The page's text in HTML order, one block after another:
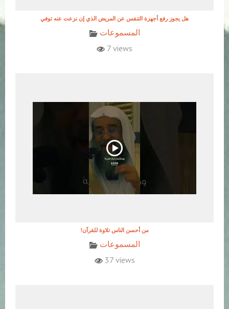
هل يجوز رفع أجهزة التنفس عن المريض الذي إن نزعت عنه توفي
المسموعات
7 views
!من أحسن الناس تلاوة للقرآن
المسموعات
37 views